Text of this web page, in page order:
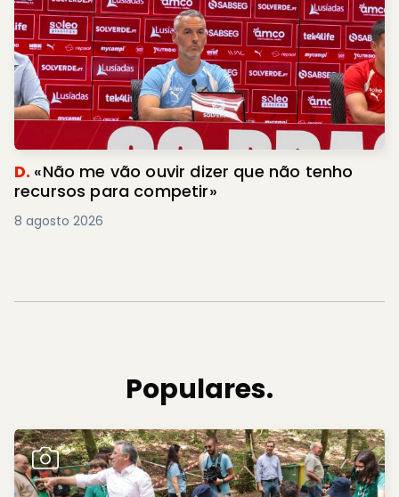
D. «Não me vão ouvir dizer que não tenho
recursos para competir»
8 agosto 2026
Populares.